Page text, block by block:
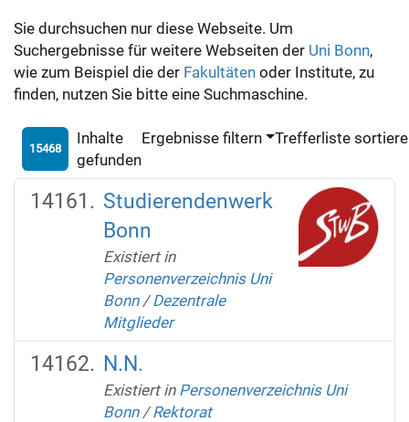
Sie durchsuchen nur diese Webseite. Um
Suchergebnisse für weitere Webseiten der Uni Bonn,
wie zum Beispiel die der Fakultäten oder Institute, zu
finden, nutzen Sie bitte eine Suchmaschine.
15468
Inhalte
gefunden
Ergebnisse filtern Trefferliste
Studierendenwerk
Bonn
Existiert in
Personenverzeichnis Uni
Bonn /Dezentrale
Mitglieder
N.N.
Existiert in Personenverzeichnis Uni
Bonn /Rektorat